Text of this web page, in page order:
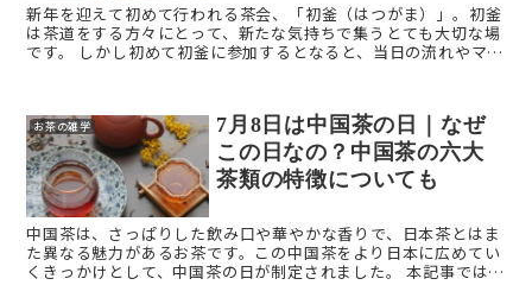
新年を迎えて初めて行われる茶会、「初釜（はつがま）」。初釜
は茶道をする方々にとって、新たな気持ちで集うとても大切な場
です。 しかし初めて初釜に参加するとなると、当日の流れやマナ
お茶の雑学
7月8日は中国茶の日｜なぜ
この日なの？中国茶の六大
茶類の特徴についても
中国茶は、さっぱりした飲み口や華やかな香りで、日本茶とはま
た異なる魅力があるお茶です。この中国茶をより日本に広めてい
くきっかけとして、中国茶の日が制定されました。 本記事では